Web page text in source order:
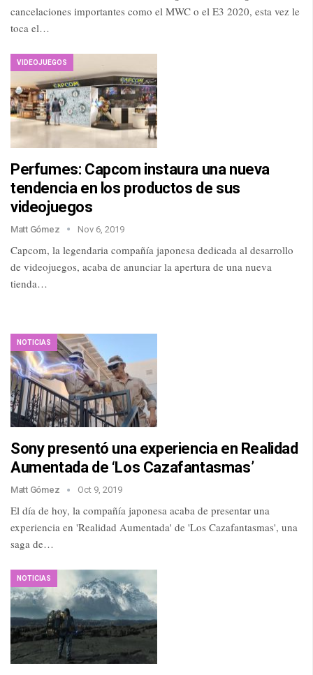
cancelaciones importantes como el MWC o el E3 2020, esta vez le
toca el…
VIDEOJUEGOS
Perfumes: Capcom instaura una nueva
tendencia en los productos de sus
videojuegos
Matt Gómez Nov 6, 2019
Capcom, la legendaria compañía japonesa dedicada al desarrollo
de videojuegos, acaba de anunciar la apertura de una nueva
tienda…
NOTICIAS
Sony presentó una experiencia en Realidad
Aumentada de ‘Los Cazafantasmas’
Matt Gómez Oct 9, 2019
El día de hoy, la compañía japonesa acaba de presentar una
experiencia en 'Realidad Aumentada' de 'Los Cazafantasmas', una
saga de…
NOTICIAS